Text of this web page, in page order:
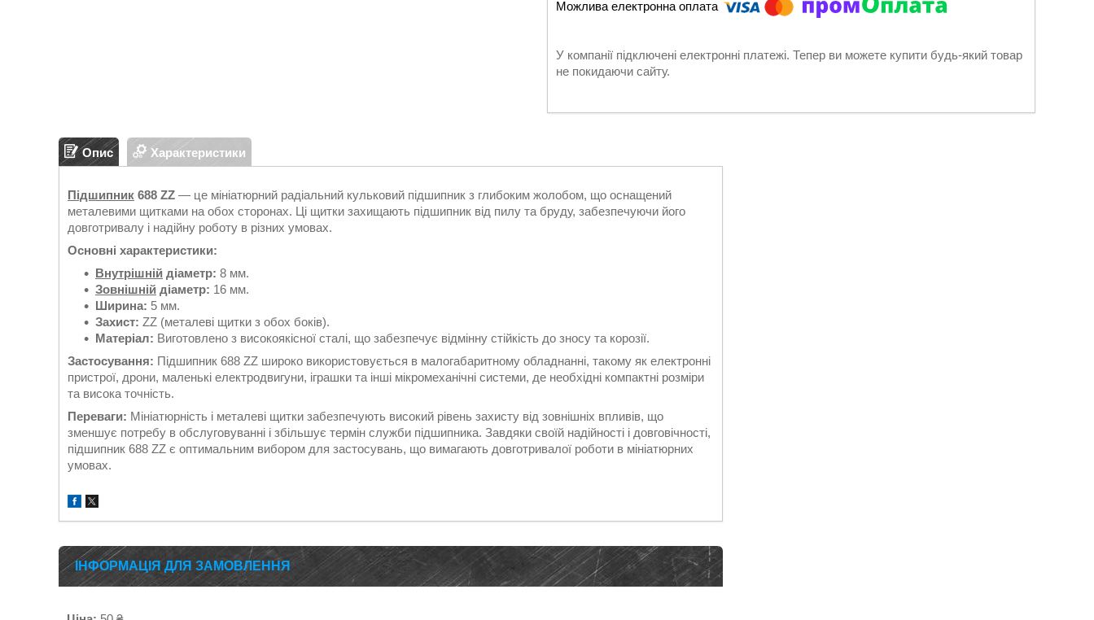
У компанії підключені електронні платежі. Тепер ви можете купити будь-який товар
не покидаючи сайту.
Опис Характеристики
Підшипник 688 ZZ — це мініатюрний радіальний кульковий підшипник з глибоким жолобом, що оснащений
металевими щитками на обох сторонах. Ці щитки захищають підшипник від пилу та бруду, забезпечуючи його
довготривалу і надійну роботу в різних умовах.
Основні характеристики:
Внутрішній діаметр: 8 мм.
Зовнішній діаметр: 16 мм.
Ширина: 5 мм.
Захист: ZZ (металеві щитки з обох боків).
Матеріал: Виготовлено з високоякісної сталі, що забезпечує відмінну стійкість до зносу та корозії.
Застосування: Підшипник 688 ZZ широко використовується в малогабаритному обладнанні, такому як електронні
пристрої, дрони, маленькі електродвигуни, іграшки та інші мікромеханічні системи, де необхідні компактні розміри
та висока точність.
Переваги: Мініатюрність і металеві щитки забезпечують високий рівень захисту від зовнішніх впливів, що
зменшує потребу в обслуговуванні і збільшує термін служби підшипника. Завдяки своїй надійності і довговічності,
підшипник 688 ZZ є оптимальним вибором для застосувань, що вимагають довготривалої роботи в мініатюрних
умовах.
ІНФОРМАЦІЯ ДЛЯ ЗАМОВЛЕННЯ